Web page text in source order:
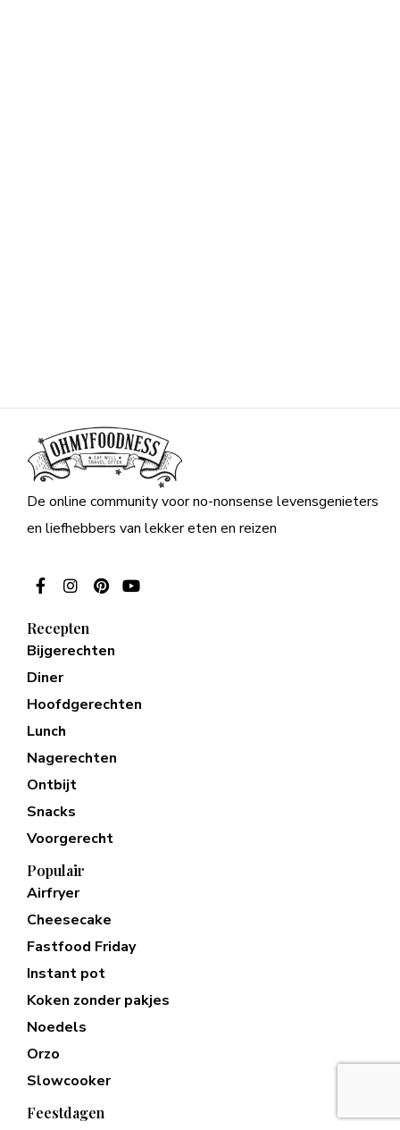
De online community voor no-nonsense levensgenieters
en liefhebbers van lekker eten en reizen
Recepten
Bijgerechten
Diner
Hoofdgerechten
Lunch
Nagerechten
Ontbijt
Snacks
Voorgerecht
Populair
Airfryer
Cheesecake
Fastfood Friday
Instant pot
Koken zonder pakjes
Noedels
Orzo
Slowcooker
Feestdagen